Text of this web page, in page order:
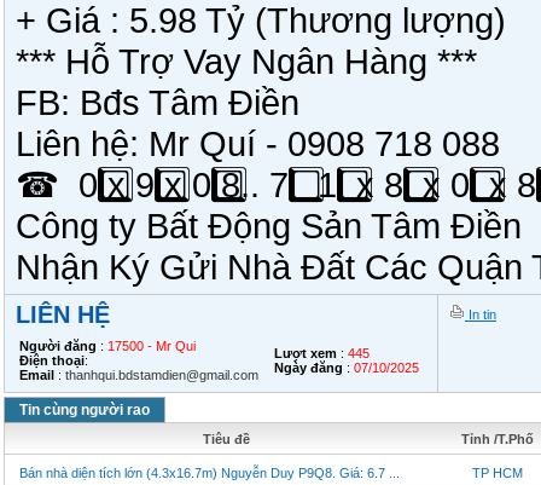
+ Giá : 5.98 Tỷ (Thương lượng)
*** Hỗ Trợ Vay Ngân Hàng ***
FB: Bđs Tâm Điền
Liên hệ: Mr Quí - 0908 718 088
☎ 0️x 9️x 0️8.. 7️ 1️ x 8️ x 0️ x 8️
Công ty Bất Động Sản Tâm Điền
Nhận Ký Gửi Nhà Đất Các Quận
LIÊN HỆ
Người đăng : 17500 - Mr Qui
Điện thoại:
Email : thanhqui.bdstamdien@gmail.com
Lượt xem : 445
Ngày đăng : 07/10/2025
In tin
Tin cùng người rao
Tiêu đề Tỉnh /T.Phố
Bán nhà diện tích lớn (4.3x16.7m) Nguyễn Duy P9Q8. Giá: 6.7 ... TP HCM